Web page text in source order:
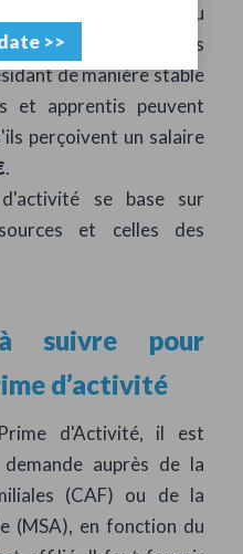
au titre du
Elle concerne les
de manière stable
et apprentis peuvent
perçoivent un salaire
.
se base sur
et celles des
suivre pour
d’activité
d'Activité, il est
auprès de la
(CAF) ou de la
(MSA), en fonction du
>>